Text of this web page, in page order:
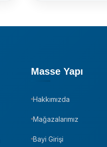
Masse Yapı
Hakkımızda
Mağazalarımız
Bayi Girişi